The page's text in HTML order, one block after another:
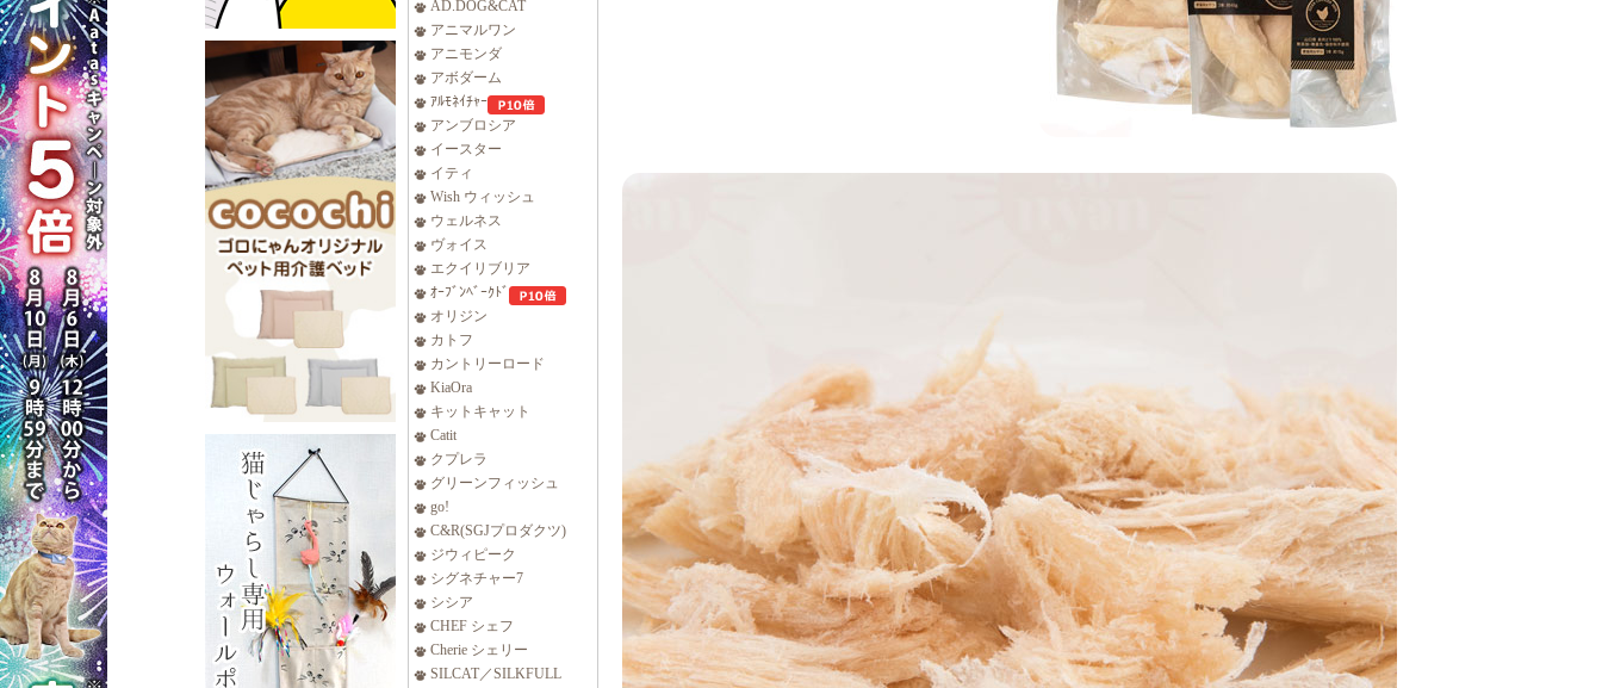
AD.DOG&CAT
アニマルワン
アニモンダ
アボダーム
ｱﾙﾓﾈｲﾁｬｰ
アンブロシア
イースター
イティ
Wish ウィッシュ
ウェルネス
ヴォイス
エクイリブリア
ｵｰﾌﾞﾝﾍﾞｰｸﾄﾞ
オリジン
カトフ
カントリーロード
KiaOra
キットキャット
Catit
クプレラ
グリーンフィッシュ
go!
C&R(SGJプロダクツ)
ジウィピーク
シグネチャー7
シシア
CHEF シェフ
Cherie シェリー
SILCAT／SILKFULL